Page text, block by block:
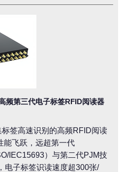
频第三代电子标签RFID阅读器
签高速识别的高频RFID阅读
能飞跃，远超第一代
IEC15693）与第二代PJM技
电子标签识读速度超300张/